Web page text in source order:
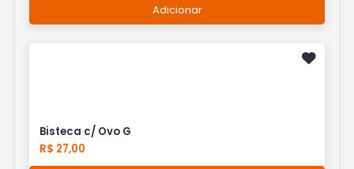
Adicionar
Bisteca c/ Ovo G
R$ 27,00